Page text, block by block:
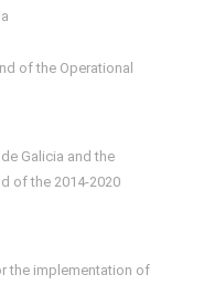
of the Operational
Galicia and the
of the 2014-2020
the implementation of